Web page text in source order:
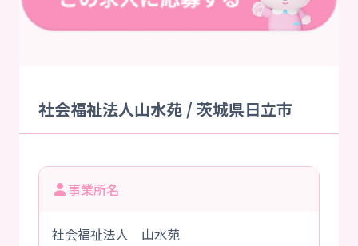
社会福祉法人山水苑 / 茨城県日立市
事業所名
社会福祉法人 山水苑